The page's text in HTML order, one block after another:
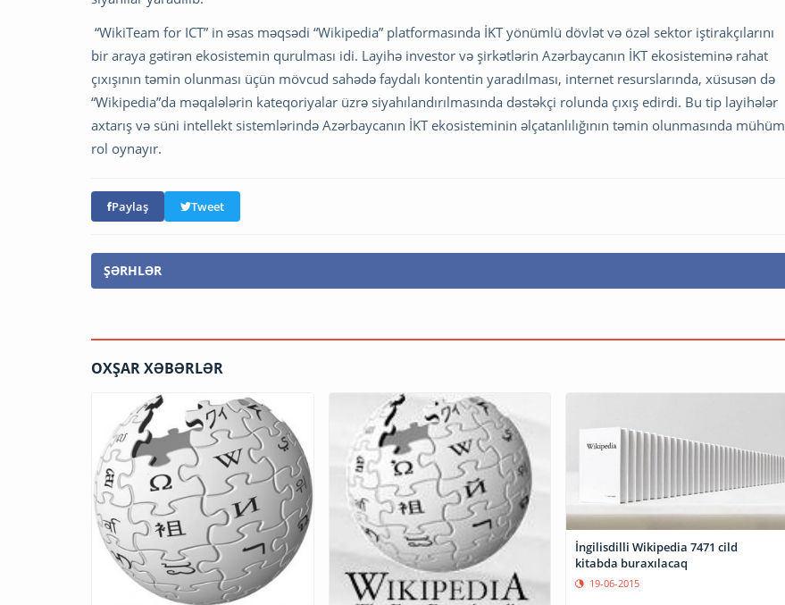
“WikiTeam for ICT” in əsas məqsədi “Wikipedia” platformasında İKT yönümlü dövlət və özəl sektor iştirakçılarını
bir araya gətirən ekosistemin qurulması idi. Layihə investor və şirkətlərin Azərbaycanın İKT ekosisteminə rahat
çıxışının təmin olunması üçün mövcud sahədə faydalı kontentin yaradılması, internet resurslarında, xüsusən də
“Wikipedia”da məqalələrin kateqoriyalar üzrə siyahılandırılmasında dəstəkçi rolunda çıxış edirdi. Bu tip layihələr
axtarış və süni intellekt sistemlərində Azərbaycanın İKT ekosisteminin əlçatanlılığının təmin olunmasında mühüm
rol oynayır.
Paylaş Tweet
ŞƏRHLƏR
OXŞAR XƏBƏRLƏR
İngilisdilli Wikipedia 7471 cild
kitabda buraxılacaq
19-06-2015